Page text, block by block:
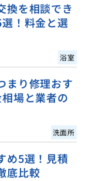
換を相談でき
！料金と選
浴室
まり修理おす
場と業者の
洗面所
め5選！見積
底比較